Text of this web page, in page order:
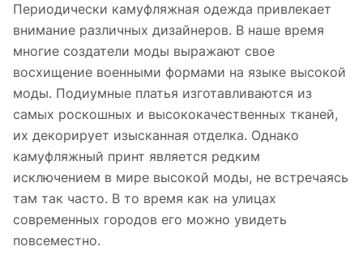
Периодически камуфляжная одежда привлекает
внимание различных дизайнеров. В наше время
многие создатели моды выражают свое
восхищение военными формами на языке высокой
моды. Подиумные платья изготавливаются из
самых роскошных и высококачественных тканей,
их декорирует изысканная отделка. Однако
камуфляжный принт является редким
исключением в мире высокой моды, не встречаясь
там так часто. В то время как на улицах
современных городов его можно увидеть
повсеместно.